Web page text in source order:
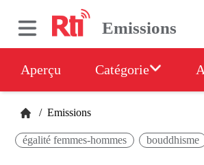
Emissions
Aperçu Catégorie
/ Emissions
égalité femmes-hommes bouddhisme